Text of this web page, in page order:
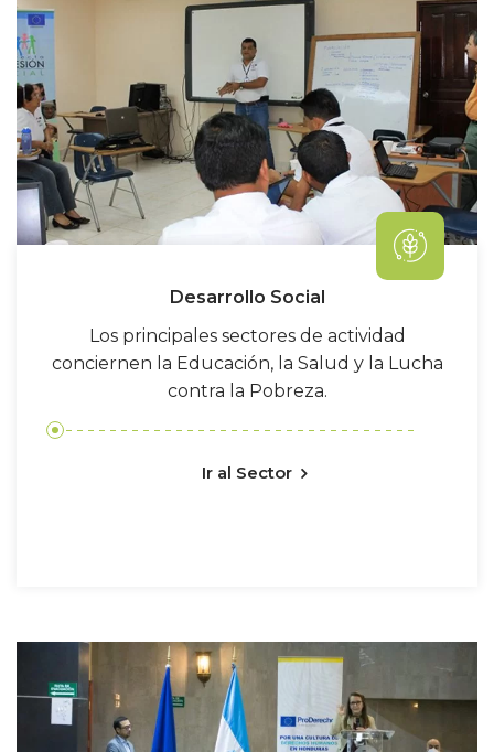
Desarrollo Social
Los principales sectores de actividad
conciernen la Educación, la Salud y la Lucha
contra la Pobreza.
Ir al Sector